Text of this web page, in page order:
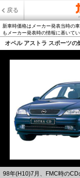
戻る
新車時価格はメーカー発表当時の
もメーカー発表時の情報に基いてい
オペル アストラ スポーツの
98年(H10)7月、FMC時のCD